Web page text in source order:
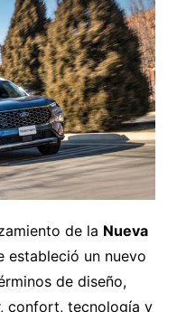
de la Nueva
estableció un nuevo
de diseño,
confort, tecnología y